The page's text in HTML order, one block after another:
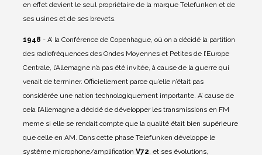
en effet devient le seul propriétaire de la marque Telefunken et de
ses usines et de ses brevets.
1948 - A’ la Conférence de Copenhague, où on a décidé la partition
des radiofréquences des Ondes Moyennes et Petites de l’Europe
Centrale, l’Allemagne n’a pas été invitée, à cause de la guerre qui
venait de terminer. Officiellement parce qu’elle n’était pas
considérée une nation technologiquement importante. A’ cause de
cela l’Allemagne a décidé de développer les transmissions en FM
meme si elle se rendait compte que la qualité était bien supérieure
que celle en AM. Dans cette phase Telefunken développe le
système microphone/amplification V72, et ses évolutions,